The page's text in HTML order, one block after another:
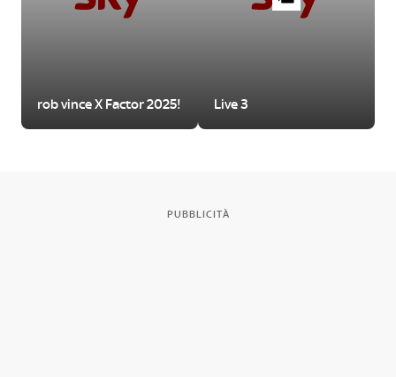
rob vince X Factor 2025! Live 3
PUBBLICITÀ